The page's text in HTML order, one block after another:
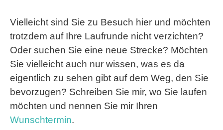
Vielleicht sind Sie zu Besuch hier und möchten
trotzdem auf Ihre Laufrunde nicht verzichten?
Oder suchen Sie eine neue Strecke? Möchten
Sie vielleicht auch nur wissen, was es da
eigentlich zu sehen gibt auf dem Weg, den Sie
bevorzugen? Schreiben Sie mir, wo Sie laufen
möchten und nennen Sie mir Ihren
Wunschtermin.